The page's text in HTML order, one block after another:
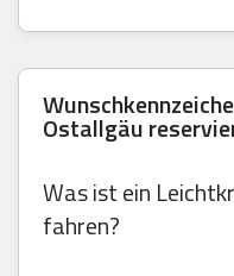
Ostallgäu
Was ist ein
fahren?